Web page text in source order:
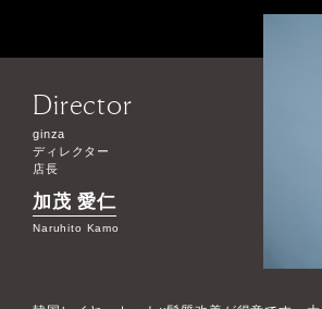
Director
ginza
ディレクター
店長
加茂 愛仁
Naruhito Kamo